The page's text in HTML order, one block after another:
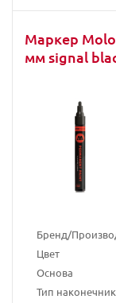
Маркер
мм signal
Бренд/
Цвет
Основа
Тип